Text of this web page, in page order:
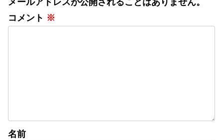
メールアドレスが公開されることはありません。
コメント ※
名前